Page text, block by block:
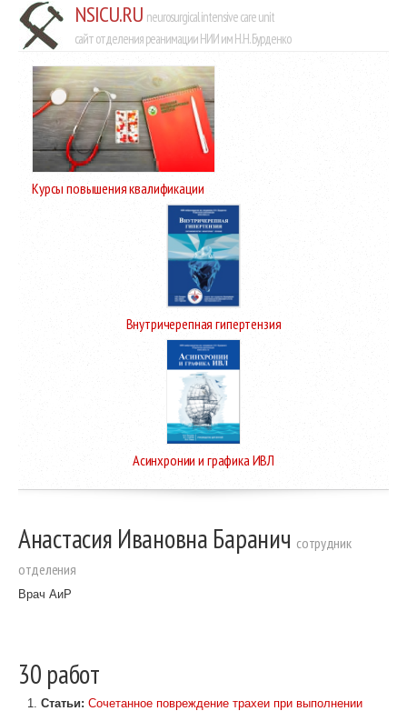
NSICU.RU neurosurgical intensive care unit
сайт отделения реанимации НИИ им Н.Н. Бурденко
Курсы повышения квалификации
Внутричерепная гипертензия
Асинхронии и графика ИВЛ
Анастасия Ивановна Баранич cотрудник
отделения
Врач АиР
30 работ
Статьи: Сочетанное повреждение трахеи при выполнении